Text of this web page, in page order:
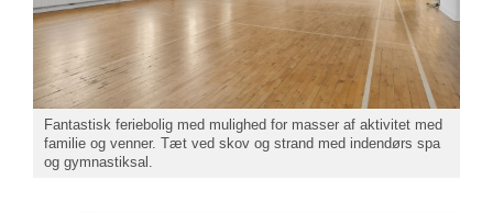
Fantastisk feriebolig med mulighed for masser af aktivitet med
familie og venner. Tæt ved skov og strand med indendørs spa
og gymnastiksal.